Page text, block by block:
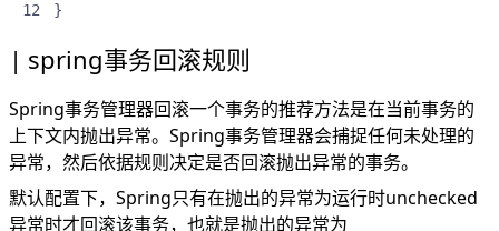
}
spring事务回滚规则
Spring事务管理器回滚一个事务的推荐方法是在当前事务的
上下文内抛出异常。Spring事务管理器会捕捉任何未处理的
异常，然后依据规则决定是否回滚抛出异常的事务。
默认配置下，Spring只有在抛出的异常为运行时unchecked
异常时才回滚该事务，也就是抛出的异常为